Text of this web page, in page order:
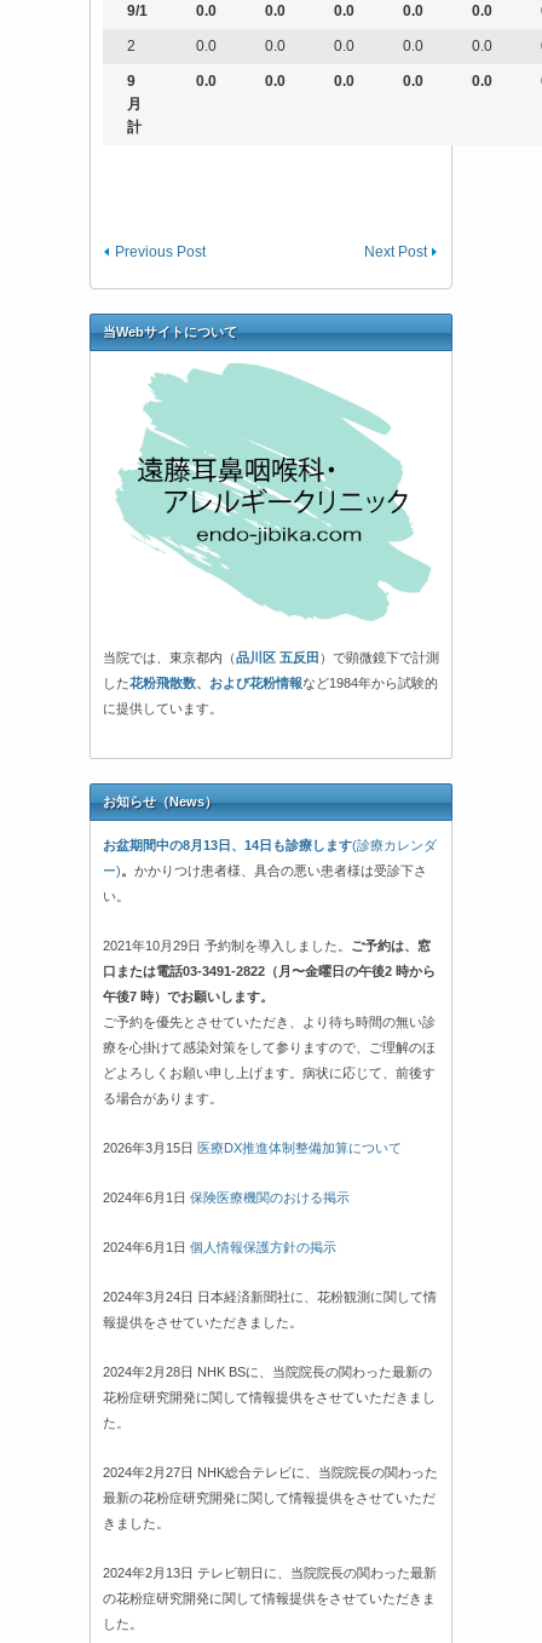
9/1 0.0 0.0 0.0 0.0 0.0
2 0.0 0.0 0.0 0.0 0.0
9
月
計
0.0 0.0 0.0 0.0 0.0
Next Post
Previous Post
当Webサイトについて
当院では、東京都内（品川区 五反田 ）で顕微鏡下で計測
した花粉飛散数、および花粉情報など1984年から試験的
に提供しています。
お知らせ（News）
お盆期間中の8月13日、14日も診療します(診療カレンダ
ー)。 かかりつけ患者様、具合の悪い患者様は受診下さ
い。
2021年10月29日 予約制を導入しました。 ご予約は、窓
口または電話03-3491-2822（月〜金曜日の午後2 時から
午後7 時）でお願いします。
ご予約を優先とさせていただき、より待ち時間の無い診
療を心掛けて感染対策をして参りますので、ご理解のほ
どよろしくお願い申し上げます。病状に応じて、前後す
る場合があります。
2026年3月15日 医療DX推進体制整備加算について
2024年6月1日 保険医療機関のおける掲示
2024年6月1日 個人情報保護方針の掲示
2024年3月24日 日本経済新聞社に、花粉観測に関して情
報提供をさせていただきました。
2024年2月28日 NHK BSに、当院院長の関わった最新の
花粉症研究開発に関して情報提供をさせていただきまし
た。
2024年2月27日 NHK総合テレビに、当院院長の関わった
最新の花粉症研究開発に関して情報提供をさせていただ
きました。
2024年2月13日 テレビ朝日に、当院院長の関わった最新
の花粉症研究開発に関して情報提供をさせていただきま
した。